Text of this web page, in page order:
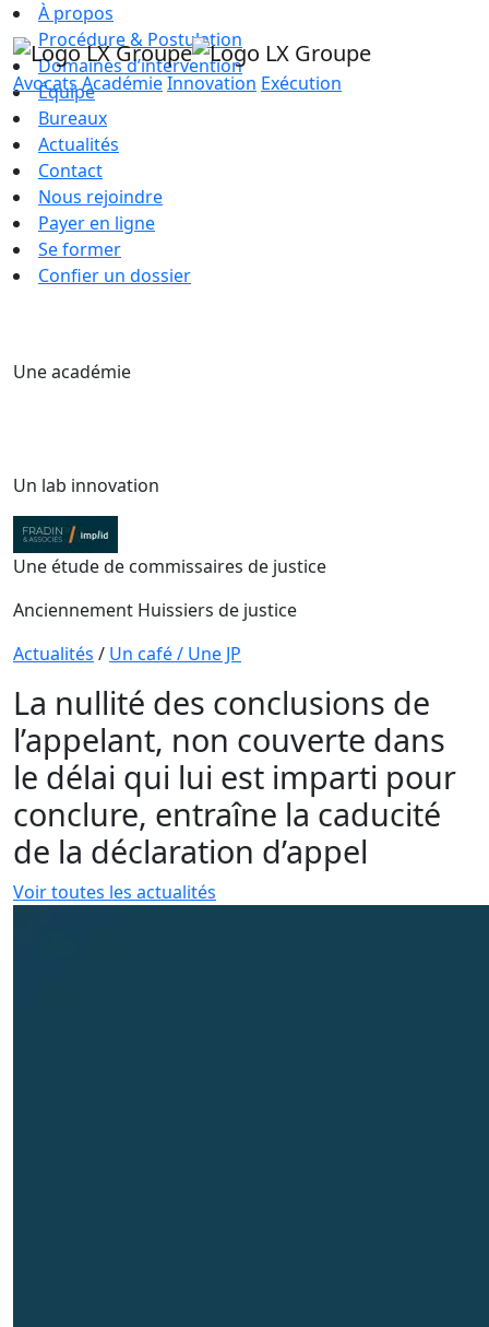
AvocatsAcadémieInnovation Exécution
À propos
Procédure & Postulation
Domaines d’intervention
Équipe
Bureaux
Actualités
Contact
Nous rejoindre
Payer en ligne
Se former
Confier un dossier
Une académie
Un lab innovation
Une étude de commissaires de justice
Anciennement Huissiers de justice
Actualités / Un café / Une JP
La nullité des conclusions de
l’appelant, non couverte dans
le délai qui lui est imparti pour
conclure, entraîne la caducité
de la déclaration d’appel
Voir toutes les actualités